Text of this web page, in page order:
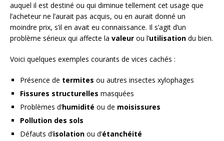
auquel il est destiné ou qui diminue tellement cet usage que
l’acheteur ne l’aurait pas acquis, ou en aurait donné un
moindre prix, s’il en avait eu connaissance. Il s’agit d’un
problème sérieux qui affecte la valeur ou l’utilisation du bien.
Voici quelques exemples courants de vices cachés :
Présence de termites ou autres insectes xylophages
Fissures structurelles masquées
Problèmes d’humidité ou de moisissures
Pollution des sols
Défauts d’isolation ou d’étanchéité